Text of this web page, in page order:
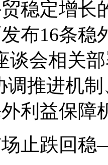
贸稳定增
布16条稳
谈会相关
调推进机
利益保障
场止跌回